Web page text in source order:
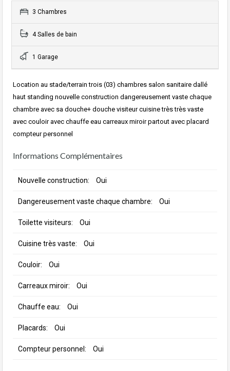
3 Chambres
4 Salles de bain
1 Garage
Location au stade/terrain trois (03) chambres salon sanitaire dallé
haut standing nouvelle construction dangereusement vaste chaque
chambre avec sa douche+ douche visiteur cuisine très très vaste
avec couloir avec chauffe eau carreaux miroir partout avec placard
compteur personnel
Informations Complémentaires
Nouvelle construction: Oui
Dangereusement vaste chaque chambre: Oui
Toilette visiteurs: Oui
Cuisine très vaste: Oui
Couloir: Oui
Carreaux miroir: Oui
Chauffe eau: Oui
Placards: Oui
Compteur personnel: Oui